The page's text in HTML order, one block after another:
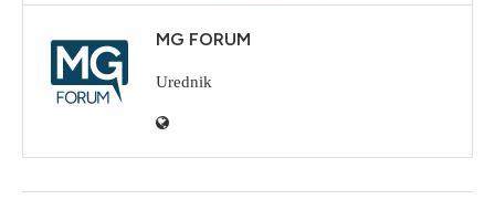
MG FORUM
Urednik